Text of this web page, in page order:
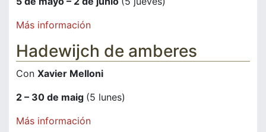
Más información
Hadewijch de amberes
Con Xavier Melloni
2 – 30 de maig (5 lunes)
Más información